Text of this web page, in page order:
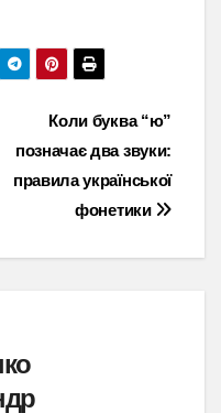
Коли буква “ю”
позначає два звуки:
правила української
фонетики